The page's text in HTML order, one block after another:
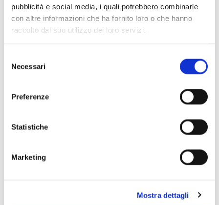
pubblicità e social media, i quali potrebbero combinarle
con altre informazioni che ha fornito loro o che hanno
raccolto dal suo utilizzo dei loro servizi.
delNecessari
Preferenze
Statistiche
Marketing
Mostra dettagli
Scopri di più